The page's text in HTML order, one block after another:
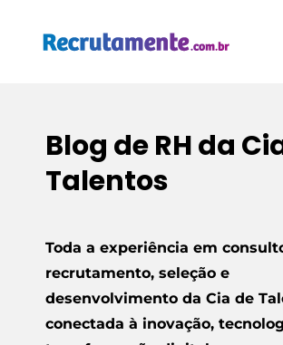
Blog de RH da
Talentos
Toda a experiência em
recrutamento, seleção e
desenvolvimento da Cia de
conectada à inovação,